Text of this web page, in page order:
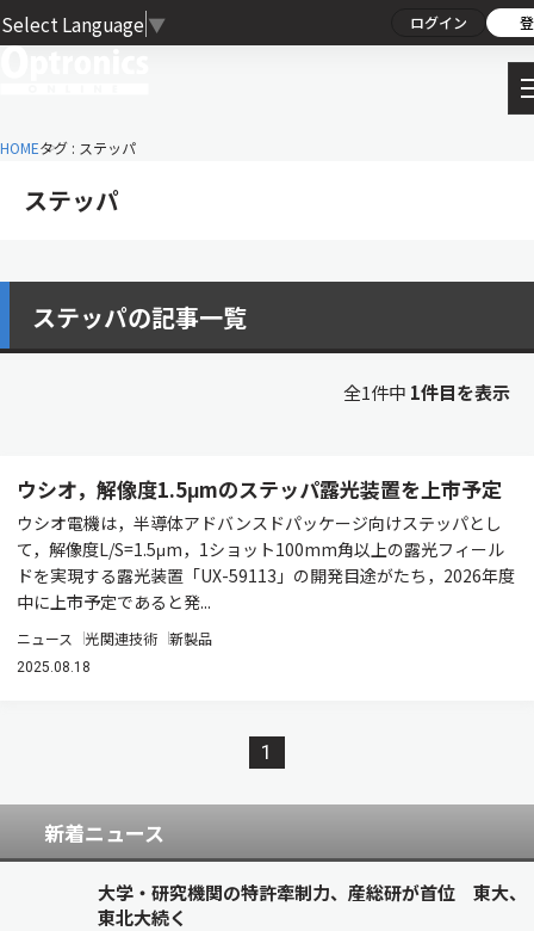
Select Language ▼ ログイン
HOMEタグ : ステッパ
ステッパ
ステッパの記事一覧
全1件中 1件目を表示
ウシオ，解像度1.5μmのステッパ露光装置を上市予定
ウシオ電機は，半導体アドバンスドパッケージ向けステッパとし
て，解像度L/S=1.5μm，1ショット100mm角以上の露光フィール
ドを実現する露光装置「UX-59113」の開発目途がたち，2026年度
中に上市予定であると発...
ニュース 光関連技術 新製品
2025.08.18
1
新着ニュース
大学・研究機関の特許牽制力、産総研が首位 東大、
東北大続く